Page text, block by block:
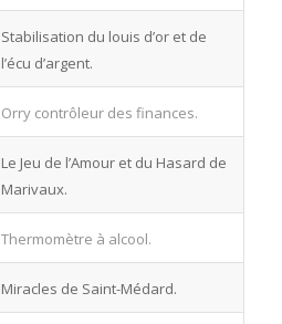
Stabilisation du louis d’or et de
l’écu d’argent.
Orry contrôleur des finances.
Le Jeu de l’Amour et du Hasard de
Marivaux.
Thermomètre à alcool.
Miracles de Saint-Médard.